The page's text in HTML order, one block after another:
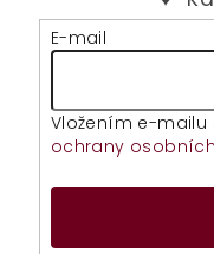
E-mail
Vložením e-mailu
ochrany